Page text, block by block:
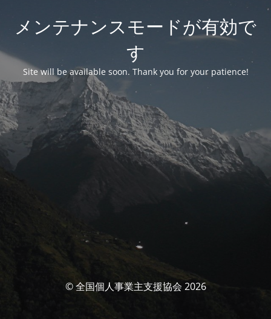
メンテナンスモードが有効で
す
Site will be available soon. Thank you for your patience!
© 全国個人事業主支援協会 2026